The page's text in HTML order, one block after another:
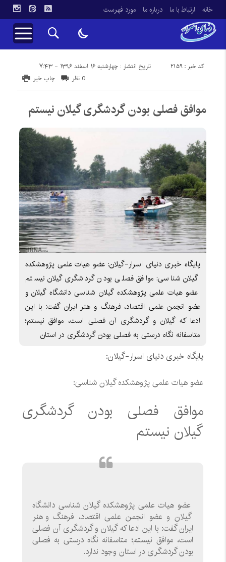
خانه ارتباط با ما درباره ما مورد فهرست
تاریخ انتشار : چهارشنبه ۱۶ اسفند ۱۳۹۶ - ۷:۴۳ کد خبر : 2159
چاپ خبر 0 نظر
موافق فصلی بودن گردشگری گیلان نیستم
پایگاه خبری دنیای اسرار-گیلان: عضو هیات علمی پژوهشکده
گیلان شناسی: موافق فصلی بودن گردشگری گیلان نیستم
عضو هیات علمی پژوهشکده گیلان شناسی دانشگاه گیلان و
عضو انجمن علمی اقتصاد، فرهنگ و هنر ایران گفت: با این
ادعا که گیلان و گردشگری آن فصلی است، موافق نیستم؛
متاسفانه نگاه درستی به فصلی بودن گردشگری در استان
پایگاه خبری دنیای اسرار-گیلان:
عضو هیات علمی پژوهشکده گیلان شناسی:
موافق فصلی بودن گردشگری
گیلان نیستم
عضو هیات علمی پژوهشکده گیلان شناسی دانشگاه
گیلان و عضو انجمن علمی اقتصاد، فرهنگ و هنر
ایران گفت: با این ادعا که گیلان و گردشگری آن فصلی
است، موافق نیستم؛ متاسفانه نگاه درستی به فصلی
بودن گردشگری در استان وجود ندارد.